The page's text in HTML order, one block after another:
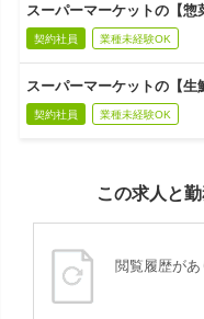
スーパーマーケットの【
契約社員 業種未経験OK
スーパーマーケットの【
契約社員 業種未経験OK
この求人と
閲覧履歴が